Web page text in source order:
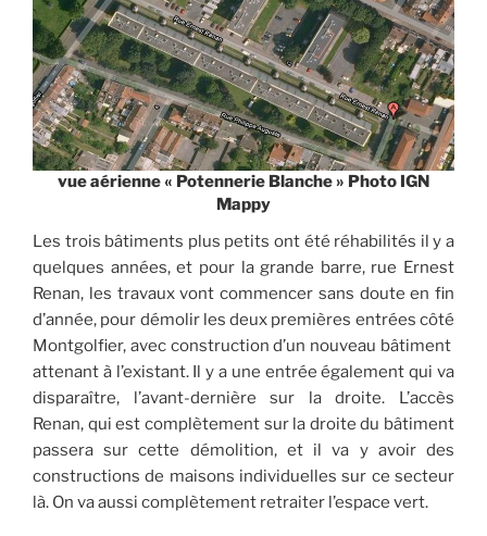
vue aérienne « Potennerie Blanche » Photo IGN
Mappy
Les trois bâtiments plus petits ont été réhabilités il y a
quelques années, et pour la grande barre, rue Ernest
Renan, les travaux vont commencer sans doute en fin
d’année, pour démolir les deux premières entrées côté
Montgolfier, avec construction d’un nouveau bâtiment
attenant à l’existant. Il y a une entrée également qui va
disparaître, l’avant-dernière sur la droite. L’accès
Renan, qui est complètement sur la droite du bâtiment
passera sur cette démolition, et il va y avoir des
constructions de maisons individuelles sur ce secteur
là. On va aussi complètement retraiter l’espace vert.